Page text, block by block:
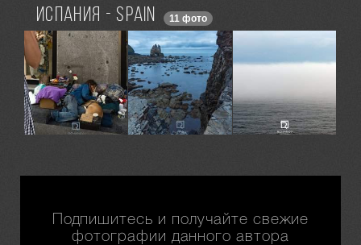
Испания - Spain 11 фото
Подпишитесь и получайте свежие
фотографии данного автора